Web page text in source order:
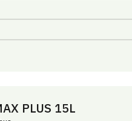
PLUS 15L